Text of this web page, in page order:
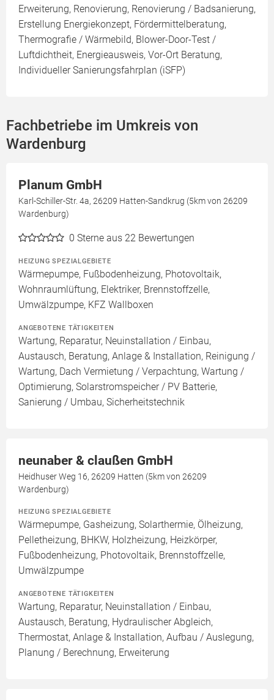
Erweiterung, Renovierung, Renovierung / Badsanierung,
Erstellung Energiekonzept, Fördermittelberatung,
Thermografie / Wärmebild, Blower-Door-Test /
Luftdichtheit, Energieausweis, Vor-Ort Beratung,
Individueller Sanierungsfahrplan (iSFP)
Fachbetriebe im Umkreis von
Wardenburg
Planum GmbH
Karl-Schiller-Str. 4a, 26209 Hatten-Sandkrug (5km von 26209
Wardenburg)
0 Sterne aus 22 Bewertungen
HEIZUNG SPEZIALGEBIETE
Wärmepumpe, Fußbodenheizung, Photovoltaik,
Wohnraumlüftung, Elektriker, Brennstoffzelle,
Umwälzpumpe, KFZ Wallboxen
ANGEBOTENE TÄTIGKEITEN
Wartung, Reparatur, Neuinstallation / Einbau,
Austausch, Beratung, Anlage & Installation, Reinigung /
Wartung, Dach Vermietung / Verpachtung, Wartung /
Optimierung, Solarstromspeicher / PV Batterie,
Sanierung / Umbau, Sicherheitstechnik
neunaber & claußen GmbH
Heidhuser Weg 16, 26209 Hatten (5km von 26209
Wardenburg)
HEIZUNG SPEZIALGEBIETE
Wärmepumpe, Gasheizung, Solarthermie, Ölheizung,
Pelletheizung, BHKW, Holzheizung, Heizkörper,
Fußbodenheizung, Photovoltaik, Brennstoffzelle,
Umwälzpumpe
ANGEBOTENE TÄTIGKEITEN
Wartung, Reparatur, Neuinstallation / Einbau,
Austausch, Beratung, Hydraulischer Abgleich,
Thermostat, Anlage & Installation, Aufbau / Auslegung,
Planung / Berechnung, Erweiterung